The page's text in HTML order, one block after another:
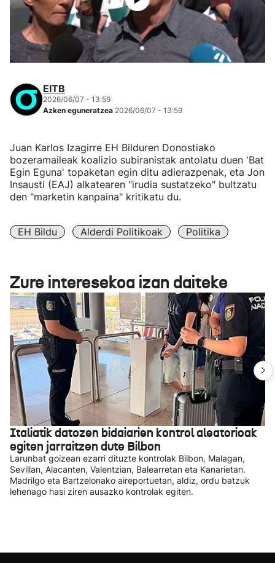
EITB
2026/06/07 - 13:59
Azken eguneratzea 2026/06/07 - 13:59
Juan Karlos Izagirre EH Bilduren Donostiako
bozeramaileak koalizio subiranistak antolatu duen 'Bat
Egin Eguna' topaketan egin ditu adierazpenak, eta Jon
Insausti (EAJ) alkatearen "irudia sustatzeko" bultzatu
den "marketin kanpaina" kritikatu du.
EH Bildu Alderdi Politikoak Politika
Zure interesekoa izan daiteke
Italiatik datozen bidaiarien kontrol aleatorioak
egiten jarraitzen dute Bilbon
Larunbat goizean ezarri dituzte kontrolak Bilbon, Malagan,
Sevillan, Alacanten, Valentzian, Balearretan eta Kanarietan.
Madrilgo eta Bartzelonako aireportuetan, aldiz, ordu batzuk
lehenago hasi ziren ausazko kontrolak egiten.